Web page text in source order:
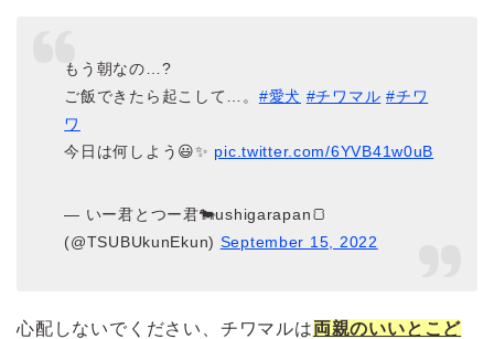
もう朝なの…?
ご飯できたら起こして…。 #愛犬 #チワマル #チワ
ワ
今日は何しよう😃✨ pic.twitter.com/6YVB41w0uB
— いー君とつー君🐄ushigarapan🍞
(@TSUBUkunEkun) September 15, 2022
心配しないでください、チワマルは両親のいいとこど